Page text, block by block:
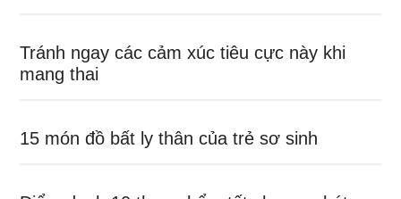
Tránh ngay các cảm xúc tiêu cực này khi
mang thai
15 món đồ bất ly thân của trẻ sơ sinh